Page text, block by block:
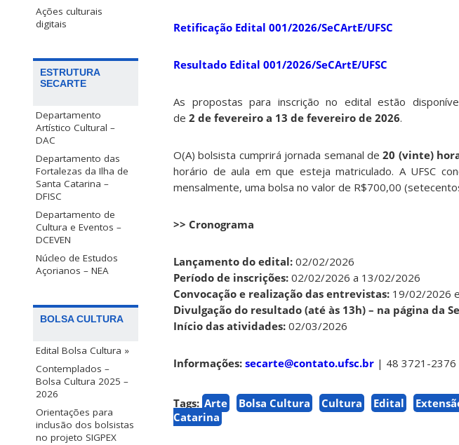
Ações culturais
digitais
ESTRUTURA
SECARTE
Departamento
Artístico Cultural –
DAC
Departamento das
Fortalezas da Ilha de
Santa Catarina –
DFISC
Departamento de
Cultura e Eventos –
DCEVEN
Núcleo de Estudos
Açorianos – NEA
BOLSA CULTURA
Edital Bolsa Cultura »
Contemplados –
Bolsa Cultura 2025 –
2026
Orientações para
inclusão dos bolsistas
no projeto SIGPEX
Retificação Edital 001/2026/SeCArtE/UFSC
Resultado Edital 001/2026/SeCArtE/UFSC
As propostas para inscrição no edital estão
de 2 de fevereiro a 13 de fevereiro de 2026.
O(A) bolsista cumprirá jornada semanal de20 (vinte)
horário de aula em que esteja matriculado. A UFSC
mensalmente, uma bolsa no valor de R$700,00
>> Cronograma
Lançamento do edital: 02/02/2026
Período de inscrições: 02/02/2026 a 13/02/2026
Convocação e realização das entrevistas: 19/02/2026
Divulgação do resultado (até às 13h) – na página da
Início das atividades: 02/03/2026
Informações: secarte@contato.ufsc.br | 48 3721-2376
Tags: Arte Bolsa Cultura Cultura Edital
Catarina